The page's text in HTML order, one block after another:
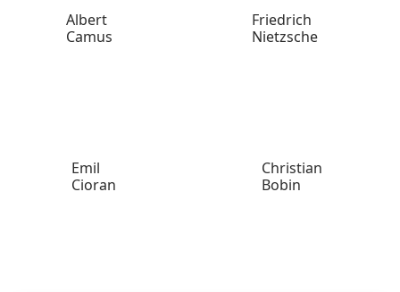
Albert
Camus
Friedrich
Nietzsche
Emil
Cioran
Christian
Bobin